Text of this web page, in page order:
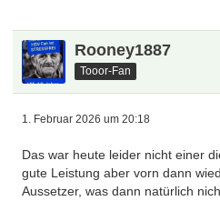
Rooney1887
Tooor-Fan
1. Februar 2026 um 20:18
Das war heute leider nicht einer
gute Leistung aber vorn dann
Aussetzer, was dann natürlich